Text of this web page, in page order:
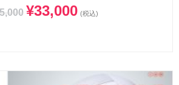
¥33,000 (税込)